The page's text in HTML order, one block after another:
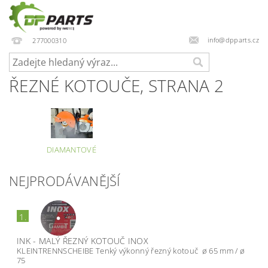
277000310 info@dpparts.cz
ŘEZNÉ KOTOUČE, STRANA 2
DIAMANTOVÉ
NEJPRODÁVANĚJŠÍ
1.
INK - MALÝ ŘEZNÝ KOTOUČ INOX
KLEINTRENNSCHEIBE Tenký výkonný řezný kotouč ø 65 mm / ø
75